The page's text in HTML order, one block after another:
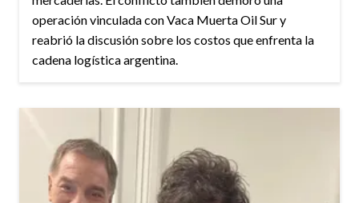
operación vinculada con Vaca Muerta Oil Sur y
reabrió la discusión sobre los costos que enfrenta la
cadena logística argentina.